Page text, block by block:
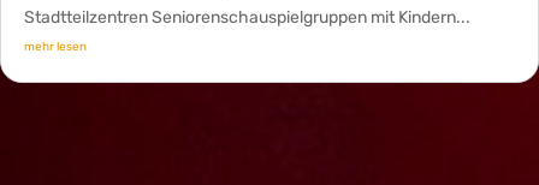
Stadtteilzentren Seniorenschauspielgruppen mit Kindern...
mehr lesen